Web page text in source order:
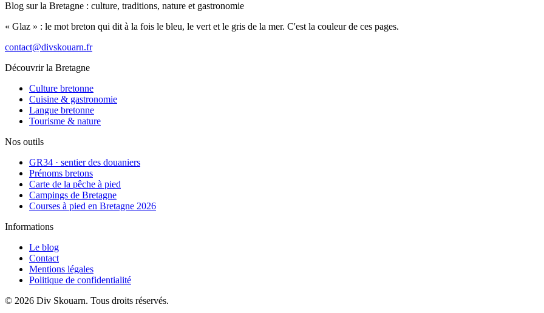
Blog sur la Bretagne : culture, traditions, nature et gastronomie
« Glaz » : le mot breton qui dit à la fois le bleu, le vert et le gris de la mer. C'est la couleur de ces pages.
contact@divskouarn.fr
Découvrir la Bretagne
Culture bretonne
Cuisine & gastronomie
Langue bretonne
Tourisme & nature
Nos outils
GR34 · sentier des douaniers
Prénoms bretons
Carte de la pêche à pied
Campings de Bretagne
Courses à pied en Bretagne 2026
Informations
Le blog
Contact
Mentions légales
Politique de confidentialité
© 2026 Div Skouarn. Tous droits réservés.